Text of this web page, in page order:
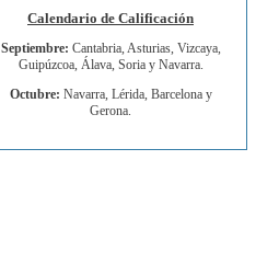
Calendario de Calificación
Septiembre: Cantabria, Asturias, Vizcaya,
Guipúzcoa, Álava, Soria y Navarra.
Octubre: Navarra, Lérida, Barcelona y
Gerona.